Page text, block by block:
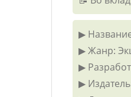
▶
▶ Жанр:
▶
▶